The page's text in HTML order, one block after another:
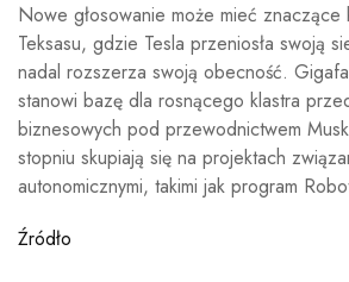
Nowe głosowanie może mieć znaczące
Teksasu, gdzie Tesla przeniosła swoją
nadal rozszerza swoją obecność.
stanowi bazę dla rosnącego klastra
biznesowych pod przewodnictwem
stopniu skupiają się na projektach
autonomicznymi, takimi jak program
Źródło